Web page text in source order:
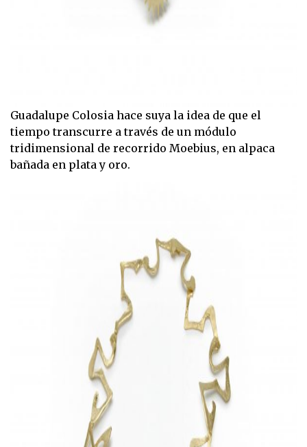
Guadalupe Colosia hace suya la idea de que el
tiempo transcurre a través de un módulo
tridimensional de recorrido Moebius, en alpaca
bañada en plata y oro.